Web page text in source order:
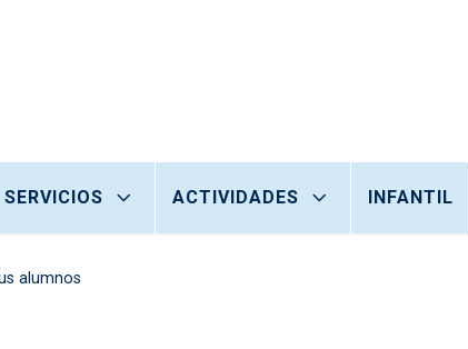
SERVICIOS ACTIVIDADES INFANTIL
alumnos